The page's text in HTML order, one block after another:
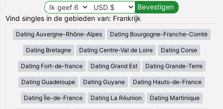
Vind singles in de gebieden van: Frankrijk
Dating Auvergne-Rhône-Alpes Dating Bourgogne-Franche-Comté
Dating Bretagne Dating Centre-Val de Loire Dating Corse
Dating Fort-de-france Dating Grand Est Dating Grande-Terre
Dating Guadeloupe Dating Guyane Dating Hauts-de-France
Dating Île-de-France Dating La Réunion Dating Martinique